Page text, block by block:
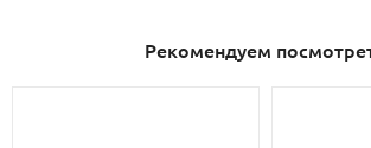
Рекомендуем